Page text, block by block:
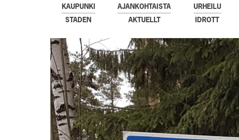
KAUPUNKI
STADEN
AJANKOHTAISTA
AKTUELLT
URHEILU
IDROTT